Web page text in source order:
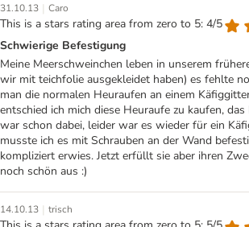
31.10.13 | Caro
This is a stars rating area from zero to 5: 4/5
Schwierige Befestigung
Meine Meerschweinchen leben in unserem
wir mit teichfolie ausgekleidet haben) es fehlte
man die normalen Heuraufen an einem
entschied ich mich diese Heuraufe zu kaufen,
war schon dabei, leider war es wieder für ein
musste ich es mit Schrauben an der Wand
kompliziert erwies. Jetzt erfüllt sie aber ihren
noch schön aus :)
14.10.13 | trisch